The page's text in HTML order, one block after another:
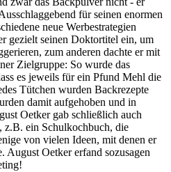
für seinen enormen
neue Werbestrategien
gezielt seinen Doktortitel ein, um
zum anderen dachte er mit
Zielgruppe: So wurde das
es jeweils für ein Pfund Mehl die
Tütchen wurden Backrezepte
damit aufgehoben und in
Oetker gab schließlich auch
z.B. ein Schulkochbuch, die
von vielen Ideen, mit denen er
August Oetker erfand sozusagen